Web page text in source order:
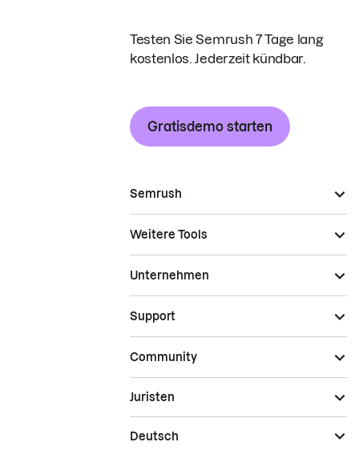
Testen Sie Semrush 7 Tage lang
kostenlos. Jederzeit kündbar.
Gratisdemo starten
Semrush
Weitere Tools
Unternehmen
Support
Community
Juristen
Deutsch